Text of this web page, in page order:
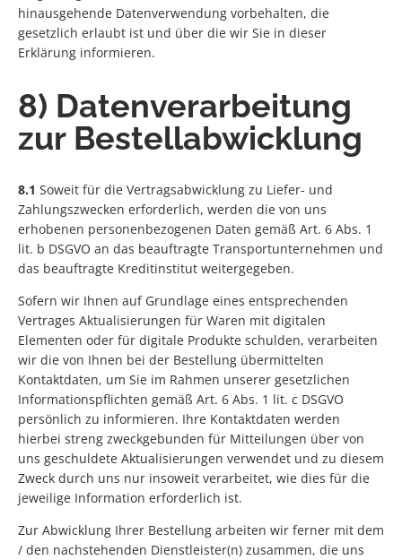
hinausgehende Datenverwendung vorbehalten, die
gesetzlich erlaubt ist und über die wir Sie in dieser
Erklärung informieren.
8) Datenverarbeitung
zur Bestellabwicklung
8.1 Soweit für die Vertragsabwicklung zu Liefer- und
Zahlungszwecken erforderlich, werden die von uns
erhobenen personenbezogenen Daten gemäß Art. 6 Abs. 1
lit. b DSGVO an das beauftragte Transportunternehmen und
das beauftragte Kreditinstitut weitergegeben.
Sofern wir Ihnen auf Grundlage eines entsprechenden
Vertrages Aktualisierungen für Waren mit digitalen
Elementen oder für digitale Produkte schulden, verarbeiten
wir die von Ihnen bei der Bestellung übermittelten
Kontaktdaten, um Sie im Rahmen unserer gesetzlichen
Informationspflichten gemäß Art. 6 Abs. 1 lit. c DSGVO
persönlich zu informieren. Ihre Kontaktdaten werden
hierbei streng zweckgebunden für Mitteilungen über von
uns geschuldete Aktualisierungen verwendet und zu diesem
Zweck durch uns nur insoweit verarbeitet, wie dies für die
jeweilige Information erforderlich ist.
Zur Abwicklung Ihrer Bestellung arbeiten wir ferner mit dem
/ den nachstehenden Dienstleister(n) zusammen, die uns